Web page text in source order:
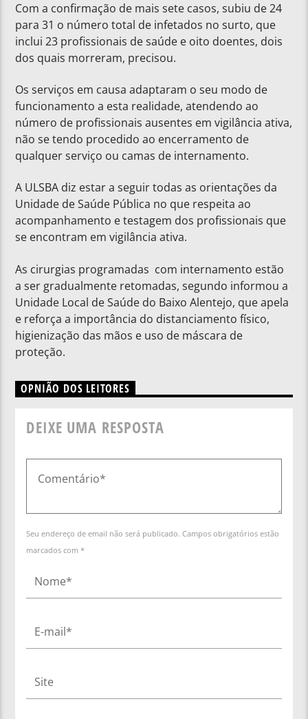
Com a confirmação de mais sete casos, subiu de 24
para 31 o número total de infetados no surto, que
inclui 23 profissionais de saúde e oito doentes, dois
dos quais morreram, precisou.
Os serviços em causa adaptaram o seu modo de
funcionamento a esta realidade, atendendo ao
número de profissionais ausentes em vigilância ativa,
não se tendo procedido ao encerramento de
qualquer serviço ou camas de internamento.
A ULSBA diz estar a seguir todas as orientações da
Unidade de Saúde Pública no que respeita ao
acompanhamento e testagem dos profissionais que
se encontram em vigilância ativa.
As cirurgias programadas com internamento estão
a ser gradualmente retomadas, segundo informou a
Unidade Local de Saúde do Baixo Alentejo, que apela
e reforça a importância do distanciamento físico,
higienização das mãos e uso de máscara de
proteção.
OPNIÃO DOS LEITORES
DEIXE UMA RESPOSTA
Seu endereço de email não será publicado. Campos obrigatórios estão
marcados com *